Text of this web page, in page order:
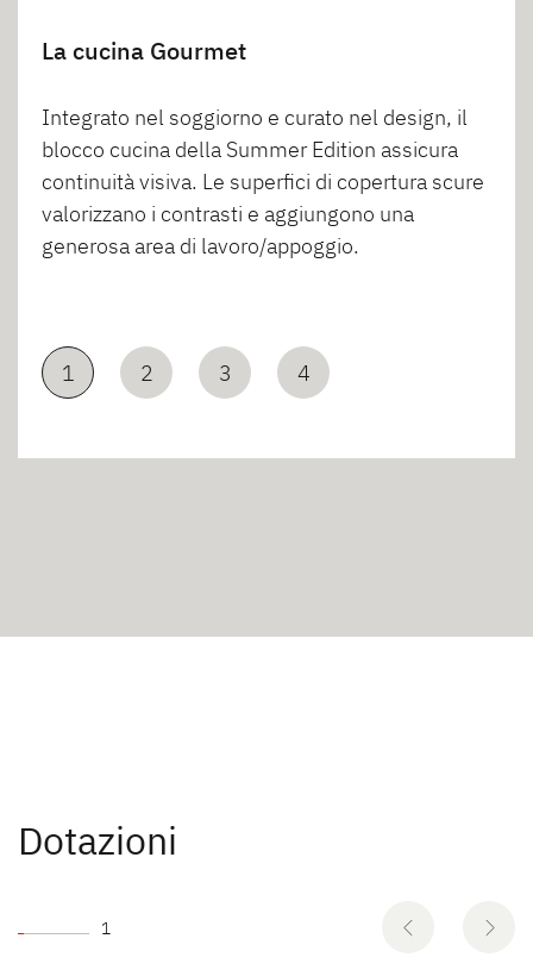
La cucina Gourmet
Integrato nel soggiorno e curato nel design, il
blocco cucina della Summer Edition assicura
continuità visiva. Le superfici di copertura scure
valorizzano i contrasti e aggiungono una
generosa area di lavoro/appoggio.
1 2 3 4
Dotazioni
1